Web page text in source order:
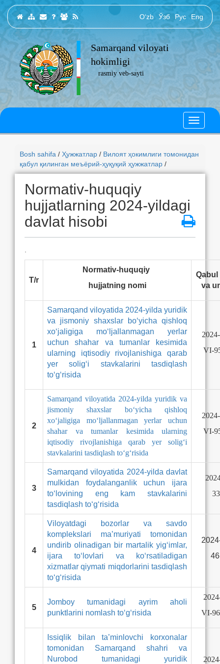
O‘zb Ўзб Рус Eng
Samarqand viloyati
hokimligi
rasmiy veb-sayti
Bosh sahifa / Ҳужжатлар / Вилоят ҳокимлиги томонидан
қабул қилинган меъёрий-ҳуқуқий ҳужжатлар /
Normativ-huquqiy
hujjatlarning 2024-yildagi
davlat hisobi
T/r
Normativ-huquqiy
hujjatning nomi
va
1
Samarqand viloyatida 2024-yilda yuridik
va jismoniy shaxslar bo‘yicha qishloq
xo‘jaligiga mo‘ljallanmagan yerlar
uchun shahar va tumanlar kesimida
ularning iqtisodiy rivojlanishiga qarab
yer solig‘i stavkalarini tasdiqlash
to‘g‘risida
VI-
2
Samarqand viloyatida 2024-yilda yuridik va
jismoniy shaxslar bo‘yicha qishloq
xo‘jaligiga mo‘ljallanmagan yerlar uchun
shahar va tumanlar kesimida ularning
iqtisodiy rivojlanishiga qarab yer solig‘i
stavkalarini tasdiqlash to‘g‘risida
VI-
3
Samarqand viloyatida 2024-yilda davlat
mulkidan foydalanganlik uchun ijara
to‘lovining eng kam stavkalarini
tasdiqlash to‘g‘risida
4
Viloyatdagi bozorlar va savdo
komplekslari ma’muriyati tomonidan
undirib olinadigan bir martalik yig‘imlar,
ijara to‘lovlari va ko‘rsatiladigan
xizmatlar qiymati miqdorlarini tasdiqlash
to‘g‘risida
5
Jomboy tumanidagi ayrim aholi
punktlarini nomlash to‘g‘risida
VI-
Issiqlik bilan ta’minlovchi korxonalar
tomonidan Samarqand shahri va
Nurobod tumanidagi yuridik